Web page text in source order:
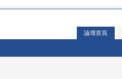
論壇首頁